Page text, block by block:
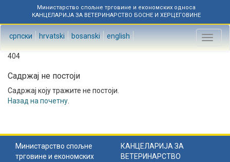
Министарство спољне трговине и економских односа
КАНЦЕЛАРИЈА ЗА ВЕТЕРИНАРСТВО БОСНЕ И ХЕРЦЕГОВИНЕ
српски hrvatski bosanski english
Toggle
404
Садржај не постоји
Садржај коју тражите не постоји.
Назад на почетну
Министарство спољне
трговине и економских
КАНЦЕЛАРИЈА ЗА
ВЕТЕРИНАРСТВО